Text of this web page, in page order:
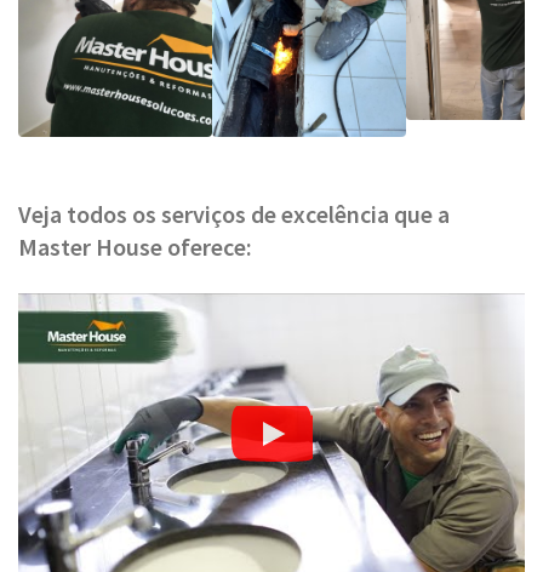
Veja todos os serviços de excelência que a
Master House oferece: